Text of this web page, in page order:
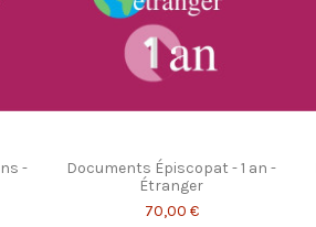
-
Documents Épiscopat - 1 an -
Étranger
70,00 €